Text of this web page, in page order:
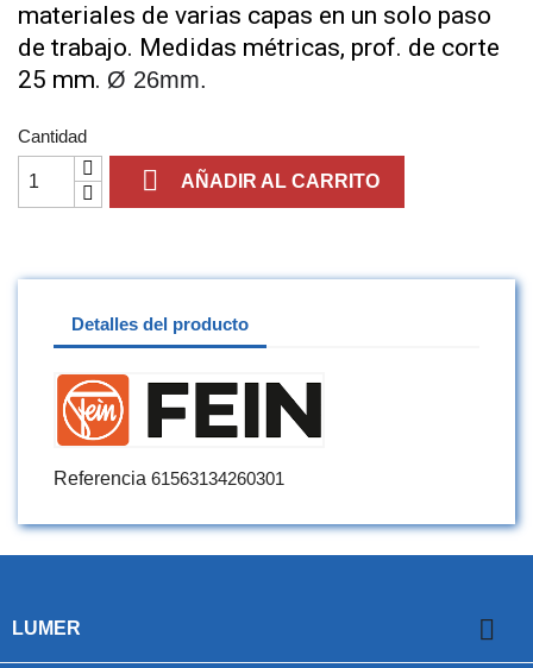
materiales de varias capas en un solo paso
de trabajo. Medidas métricas, prof. de corte
25 mm. Ø 26mm.
Cantidad
 AÑADIR AL CARRITO
Detalles del producto
Referencia 61563134260301
LUMER 